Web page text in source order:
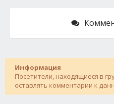
Информация
Посетители, находящиеся в
оставлять комментарии к